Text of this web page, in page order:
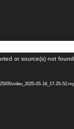
or source(s) not found